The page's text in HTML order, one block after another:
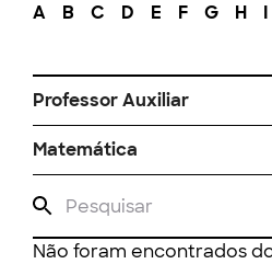
A B C D E F G H I
Professor Auxiliar
Matemática
Não foram encontrados